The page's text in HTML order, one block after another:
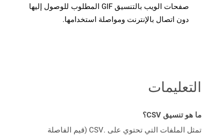
صفحات الويب بالتنسيق GIF المطلوب للوصول إليها
دون اتصال بالإنترنت ومواصلة استخدامها.
التعليمات
ما هو تنسيق CSV؟
تمثل الملفات التي تحتوي على .CSV (قيم الفاصلة